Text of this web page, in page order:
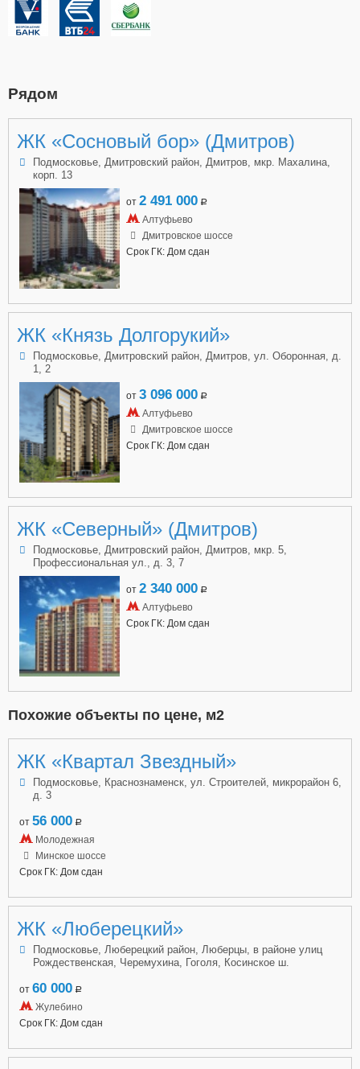
Рядом
ЖК «Сосновый бор» (Дмитров)
Подмосковье, Дмитровский район, Дмитров, мкр. Махалина,
корп. 13
от 2 491 000 a
Алтуфьево
Дмитровское шоссе
Срок ГК: Дом сдан
ЖК «Князь Долгорукий»
Подмосковье, Дмитровский район, Дмитров, ул. Оборонная, д.
1, 2
от 3 096 000 a
Алтуфьево
Дмитровское шоссе
Срок ГК: Дом сдан
ЖК «Северный» (Дмитров)
Подмосковье, Дмитровский район, Дмитров, мкр. 5,
Профессиональная ул., д. 3, 7
от 2 340 000 a
Алтуфьево
Срок ГК: Дом сдан
Похожие объекты по цене, м2
ЖК «Квартал Звездный»
Подмосковье, Краснознаменск, ул. Строителей, микрорайон 6,
д. 3
от 56 000 a
Молодежная
Минское шоссе
Срок ГК: Дом сдан
ЖК «Люберецкий»
Подмосковье, Люберецкий район, Люберцы, в районе улиц
Рождественская, Черемухина, Гоголя, Косинское ш.
от 60 000 a
Жулебино
Срок ГК: Дом сдан